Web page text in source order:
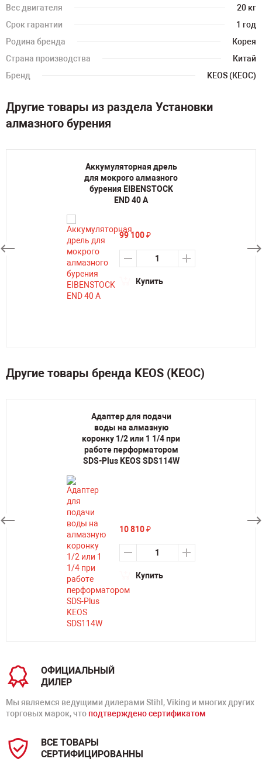
Вес двигателя
20 кг
Срок гарантии
1 год
Родина бренда
Корея
Страна производства
Китай
Бренд
KEOS (КЕОС)
Другие товары из раздела Установки
алмазного бурения
Аккумуляторная дрель
для мокрого алмазного
бурения EIBENSTOCK
END 40 A
99 100₽
Купить
Другие товары бренда KEOS (КЕОС)
Адаптер для подачи
воды на алмазную
коронку 1/2 или 1 1/4 при
работе перформатором
SDS-Plus KEOS SDS114W
10 810₽
Купить
ОФИЦИАЛЬНЫЙ
ДИЛЕР
Мы являемся ведущими дилерами Stihl, Viking и многих других
торговых марок, что подтверждено сертификатом
ВСЕ ТОВАРЫ
СЕРТИФИЦИРОВАННЫ